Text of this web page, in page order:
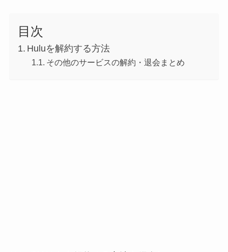
目次
Huluを解約する方法
その他のサービスの解約・退会まとめ